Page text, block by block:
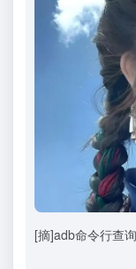
[摘]adb命令行查